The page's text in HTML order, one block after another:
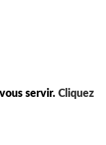
servir. Cliquez